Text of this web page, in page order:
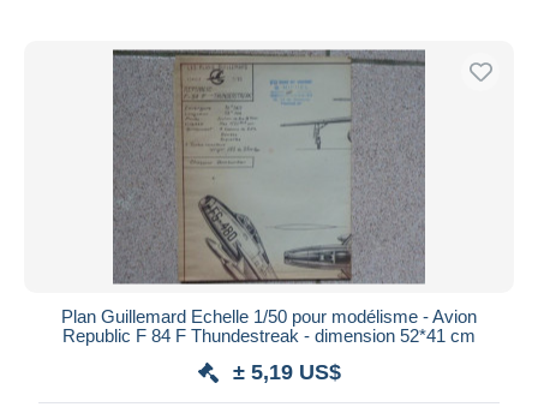
Plan Guillemard Echelle 1/50 pour modélisme - Avion
Republic F 84 F Thundestreak - dimension 52*41 cm
± 5,19 US$